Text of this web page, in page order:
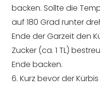
backen. Sollte die
auf 180 Grad runter
Ende der Garzeit den
Zucker (ca. 1 TL)
Ende backen.
6. Kurz bevor der